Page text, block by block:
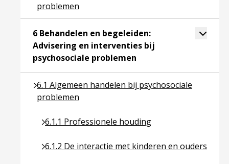
problemen
6 Behandelen en begeleiden:
Advisering en interventies bij
psychosociale problemen
Toggle
6.1 Algemeen handelen bij psychosociale
problemen
Ga naar pagina over 6.1 Algemeen handelen bij
6.1.1 Professionele houding
Ga naar pagina over 6.1.1 Professionele houding
6.1.2 De interactie met kinderen en ouders
Ga naar pagina over 6.1.2 De interactie met